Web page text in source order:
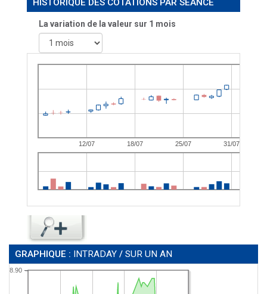
HISTORIQUE DES COTATIONS PAR SÉANCE
La variation de la valeur sur 1 mois
GRAPHIQUE : INTRADAY / SUR UN AN
8.90